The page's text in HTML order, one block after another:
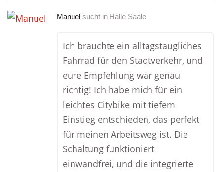
Manuel sucht in Halle Saale
Ich brauchte ein alltagstaugliches
Fahrrad für den Stadtverkehr, und
eure Empfehlung war genau
richtig! Ich habe mich für ein
leichtes Citybike mit tiefem
Einstieg entschieden, das perfekt
für meinen Arbeitsweg ist. Die
Schaltung funktioniert
einwandfrei, und die integrierte